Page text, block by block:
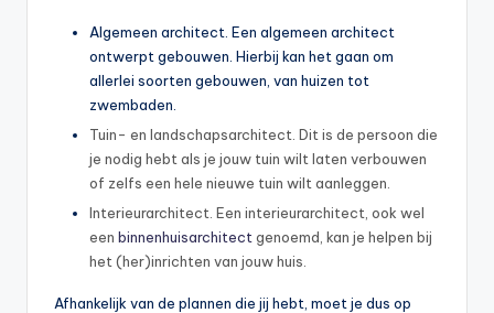
Algemeen architect. Een algemeen architect
ontwerpt gebouwen. Hierbij kan het gaan om
allerlei soorten gebouwen, van huizen tot
zwembaden.
Tuin- en landschapsarchitect. Dit is de persoon die
je nodig hebt als je jouw tuin wilt laten verbouwen
of zelfs een hele nieuwe tuin wilt aanleggen.
Interieurarchitect. Een interieurarchitect, ook wel
een binnenhuisarchitect genoemd, kan je helpen bij
het (her)inrichten van jouw huis.
Afhankelijk van de plannen die jij hebt, moet je dus op